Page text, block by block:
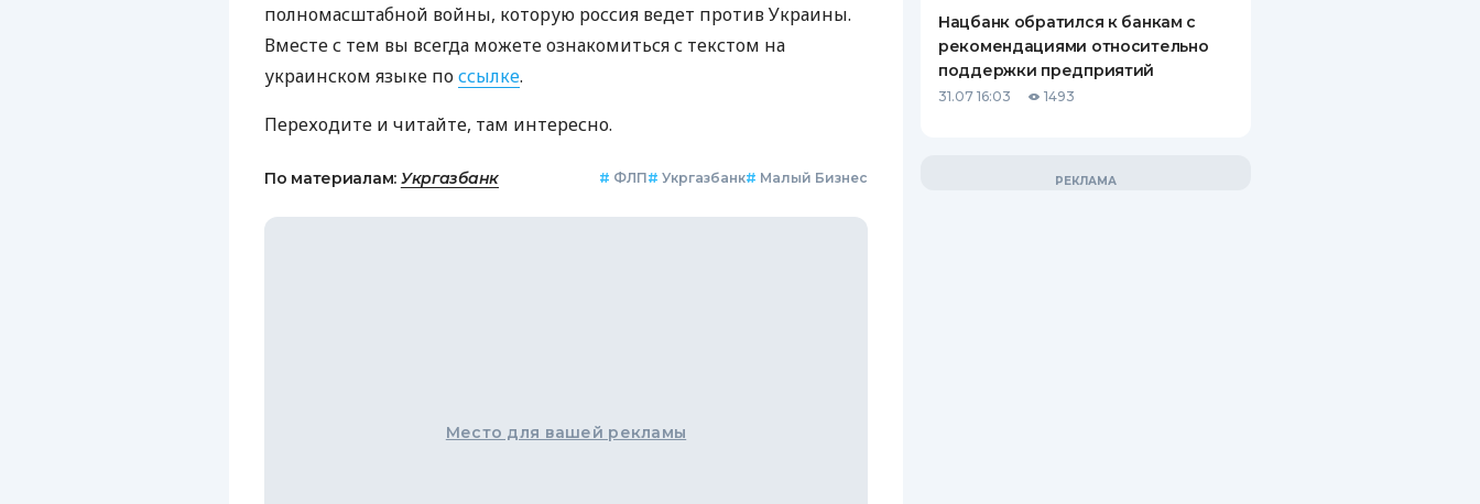
полномасштабной войны, которую россия ведет против Украины.
Вместе с тем вы всегда можете ознакомиться с текстом на
украинском языке поссылке.
Переходите и читайте, там интересно.
По материалам: Укргазбанк # ФЛП# Укргазбанк# Малый Бизнес
Место для вашей рекламы
Нацбанк обратился к банкам с
рекомендациями относительно
поддержки предприятий
31.07 16:03 1493